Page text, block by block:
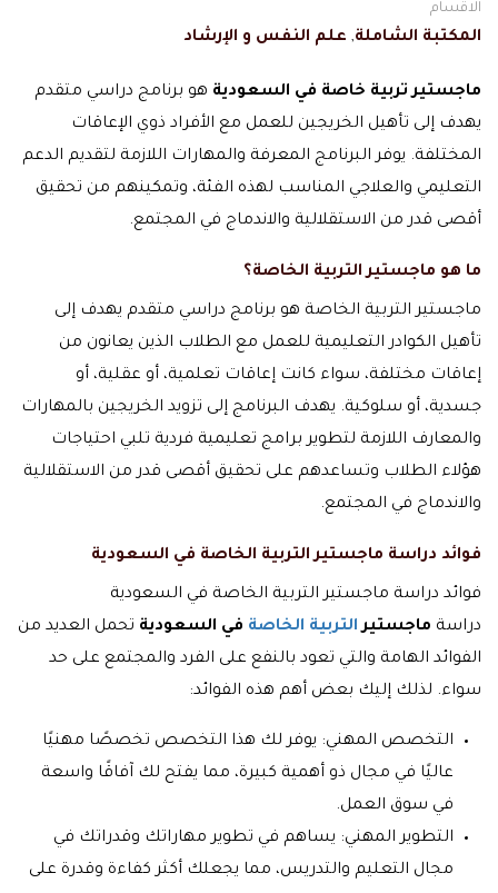
الاقسام
المكتبة الشاملة, علم النفس و الإرشاد
ماجستير تربية خاصة في السعودية هو برنامج دراسي متقدم
يهدف إلى تأهيل الخريجين للعمل مع الأفراد ذوي الإعاقات
المختلفة. يوفر البرنامج المعرفة والمهارات اللازمة لتقديم الدعم
التعليمي والعلاجي المناسب لهذه الفئة، وتمكينهم من تحقيق
أقصى قدر من الاستقلالية والاندماج في المجتمع.
ما هو ماجستير التربية الخاصة؟
ماجستير التربية الخاصة هو برنامج دراسي متقدم يهدف إلى
تأهيل الكوادر التعليمية للعمل مع الطلاب الذين يعانون من
إعاقات مختلفة، سواء كانت إعاقات تعلمية، أو عقلية، أو
جسدية، أو سلوكية. يهدف البرنامج إلى تزويد الخريجين بالمهارات
والمعارف اللازمة لتطوير برامج تعليمية فردية تلبي احتياجات
هؤلاء الطلاب وتساعدهم على تحقيق أقصى قدر من الاستقلالية
والاندماج في المجتمع.
فوائد دراسة ماجستير التربية الخاصة في السعودية
فوائد دراسة ماجستير التربية الخاصة في السعودية
دراسة ماجستيرالتربية الخاصة في السعودية تحمل العديد من
الفوائد الهامة والتي تعود بالنفع على الفرد والمجتمع على حد
سواء. لذلك إليك بعض أهم هذه الفوائد:
التخصص المهني: يوفر لك هذا التخصص تخصصًا مهنيًا
عاليًا في مجال ذو أهمية كبيرة، مما يفتح لك آفاقًا واسعة
في سوق العمل.
التطوير المهني: يساهم في تطوير مهاراتك وقدراتك في
مجال التعليم والتدريس، مما يجعلك أكثر كفاءة وقدرة على